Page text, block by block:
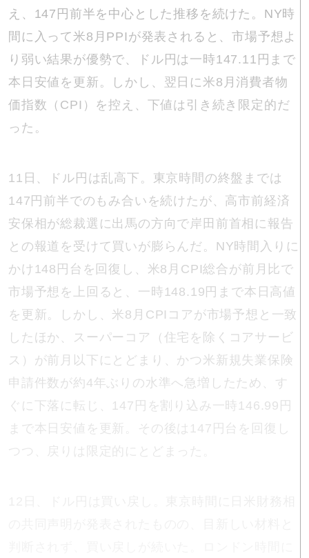
え、147円前半を中心とした推移を続けた。NY時
間に入って米8月PPIが発表されると、市場予想よ
り弱い結果が優勢で、ドル円は一時147.11円まで
本日安値を更新。しかし、翌日に米8月消費者物
価指数（CPI）を控え、下値は引き続き限定的だ
った。
11日、ドル円は乱高下。東京時間の終盤までは
147円前半でのもみ合いを続けたが、高市前経済
安保相が総裁選に出馬の方向で岸田前首相に報告
との報道を受けて買いが膨らんだ。NY時間入りに
かけ148円台を回復し、米8月CPI総合が前月比で
市場予想を上回ると、一時148.19円まで本日高値
を更新。しかし、米8月CPIコアが市場予想と一致
したほか、スーパーコア（住宅を除くコアサービ
ス）が前月以下にとどまり、かつ米新規失業保険
申請件数が約4年ぶりの水準へ急増したため、す
ぐに下落に転じ、147円を割り込み一時146.99円
まで本日安値を更新。その後は147円台を回復し
つつ、戻りは限定的にとどまった。